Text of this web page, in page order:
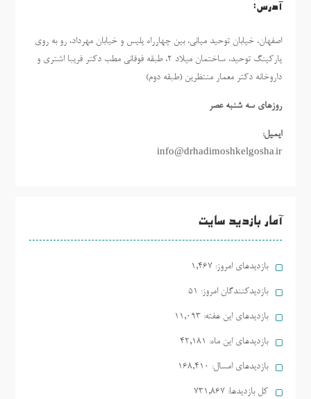
آدرس:
اصفهان، خیابان توحید میانی، بین چهارراه پلیس و خیابان مهرداد، رو به روی
پارکینگ توحید، ساختمان میلاد ٢، طبقه فوقانی مطب دکتر فریبا اشتری و
داروخانه دکتر معمار منتظرین (طبقه دوم)
روزهاي سه شنبه عصر
ایمیل:
info@drhadimoshkelgosha.ir
آمار بازدید سایت
بازدیدهای امروز: 1,467
بازدیدکنندگان امروز: 51
بازدیدهای این هفته: 11,093
بازدیدهای این ماه: 42,181
بازدیدهای امسال: 168,410
کل بازدیدها: 731,867